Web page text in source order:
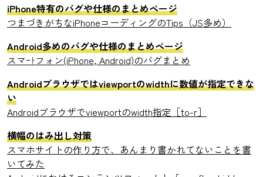
iPhone特有のバグや仕様のまとめページ
つまづきがちなiPhoneコーディングのTips（JS多め）
Android多めのバグや仕様のまとめページ
スマｰﾄフォン(iPhone, Android)のバグまとめ
Androidブラウザではviewportのwidthに数値が指定できな
い
Androidブラウザでviewportのwidth指定［to-r］
横幅のはみ出し対策
スマホサイトの作り方で、あんまり書かれてないことを書
いてみた